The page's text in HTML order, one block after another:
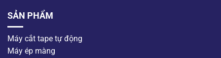
SẢN PHẨM
Máy cắt tape tự động
Máy ép màng